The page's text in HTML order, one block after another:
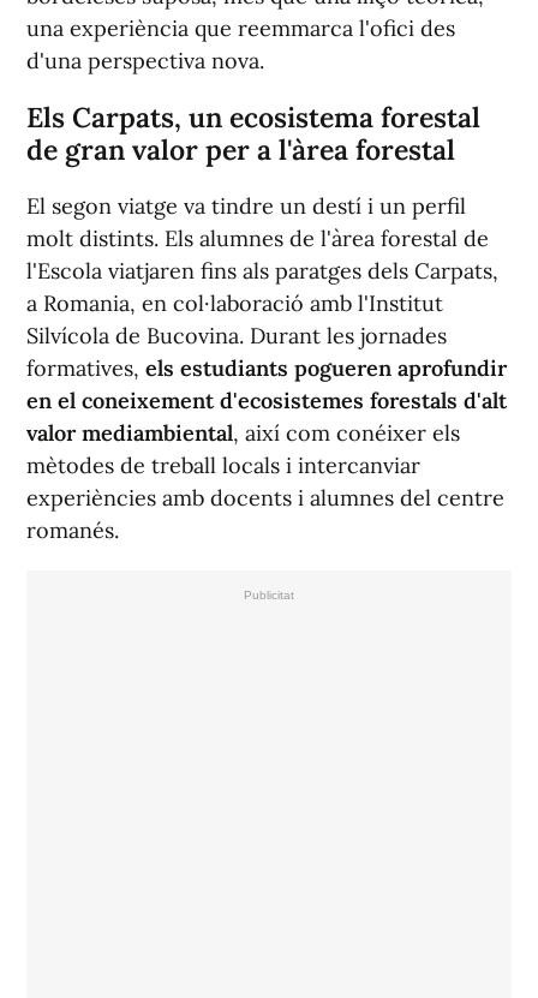
una experiència que reemmarca l'ofici des
d'una perspectiva nova.
Els Carpats, un ecosistema forestal
de gran valor per a l'àrea forestal
El segon viatge va tindre un destí i un perfil
molt distints. Els alumnes de l'àrea forestal de
l'Escola viatjaren fins als paratges dels Carpats,
a Romania, en col·laboració amb l'Institut
Silvícola de Bucovina. Durant les jornades
formatives, els estudiants pogueren aprofundir
en el coneixement d'ecosistemes forestals d'alt
valor mediambiental, així com conéixer els
mètodes de treball locals i intercanviar
experiències amb docents i alumnes del centre
romanés.